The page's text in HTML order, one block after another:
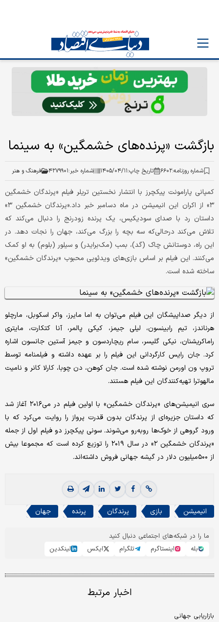
بازگشت «پرنده‌های خشمگین» به سینما
شماره روزنامه:۶۶۰۲ تاریخ چاپ:۱۴۰۵/۰۴/۱۱ شماره خبر:۴۲۷۹۹۰۱ فرهنگ و هنر
کمپانی پارامونت پیکچرز با انتشار نخستین تریلر فیلم «پرندگان خشمگین
۳» از اکران این انیمیشن در ماه دسامبر خبر داد.«پرندگان خشمگین ۳»
داستان رد با صدای سودیکیس، یک پرنده زودرنج را دنبال می‌کند که
تلاش می‌کند درحالی‌که سه بچه را بزرگ می‌کند، جهان را نجات دهد. در
این راه، دوستانش چاک (گد)، بمب (مک‌برایدر) و سیلور (بلوم) به او کمک
می‌کنند. این فیلم بر اساس بازی‌های ویدئویی محبوب «پرندگان خشمگین»
ساخته شده است.
از دیگر صداپیشگان این فیلم می‌توان به اما مایرز، واکر اسکوبل، مارچلو
هرناندز، تیم رابینسون، لیلی جیمز، کیکی پالمر، آنا کتکارت، مایتری
راماکریشنان، نیکی گلیسر، سام ریچاردسون و جیمز آستین جانسون اشاره
کرد. جان رایس کارگردانی این فیلم را بر عهده داشته و فیلمنامه توسط
تروپ ون اورمن نوشته شده است. جان کوهن، دن چوبا، کارلا کانر و نامیت
مالهوترا تهیه‌کنندگان این فیلم هستند.
سری انیمیشن‌های «پرندگان خشمگین» با اولین فیلم در می‌۲۰۱۶ آغاز شد
که داستان جزیره‌ای از پرندگان بدون قدرت پرواز را روایت می‌کرد که با
ورود گروهی از خوک‌ها روبه‌رو می‌شوند. سونی پیکچرز دو فیلم اول از جمله
«پرندگان خشمگین ۲» در سال ۲۰۱۹ را توزیع کرده است که مجموعا بیش
از ۵۰۰‌میلیون دلار در گیشه جهانی فروش داشته‌اند.
انیمیشن بازی پرندگان پرنده جهان
ما را در شبکه‌های اجتماعی دنبال کنید
بله
اینستاگرم تلگرام ایکس لینکدین
اخبار مرتبط
بازاریابی جهانی